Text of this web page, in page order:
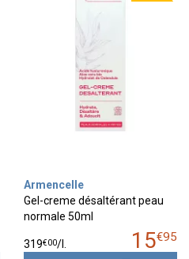
Armencelle
Gel-creme désaltérant peau
normale 50ml
15€95
319€00/